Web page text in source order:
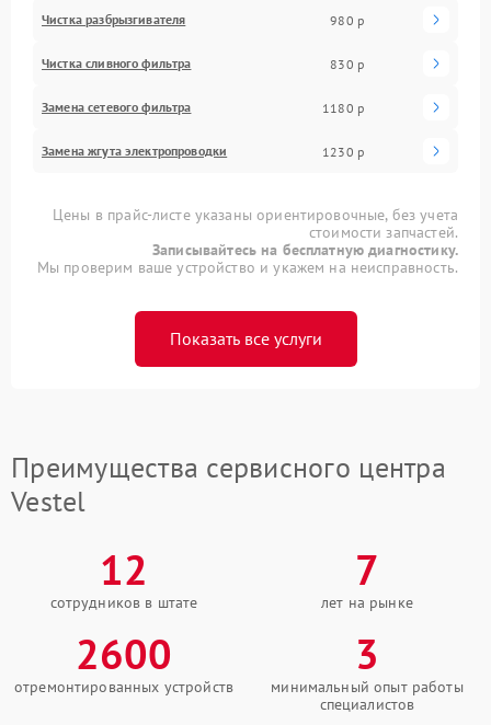
Чистка разбрызгивателя 980 р
Чистка сливного фильтра 830 р
Замена сетевого фильтра 1180 р
Замена жгута электропроводки 1230 р
Цены в прайс-листе указаны ориентировочные, без учета
стоимости запчастей.
Записывайтесь на бесплатную диагностику.
Мы проверим ваше устройство и укажем на неисправность.
Показать все услуги
Преимущества сервисного центра
Vestel
12
сотрудников в штате
7
лет на рынке
2600
отремонтированных устройств
3
минимальный опыт работы
специалистов